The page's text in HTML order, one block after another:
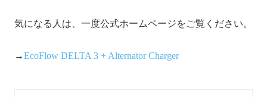
気になる人は、一度公式ホームページをご覧ください。
→EcoFlow DELTA 3 + Alternator Charger